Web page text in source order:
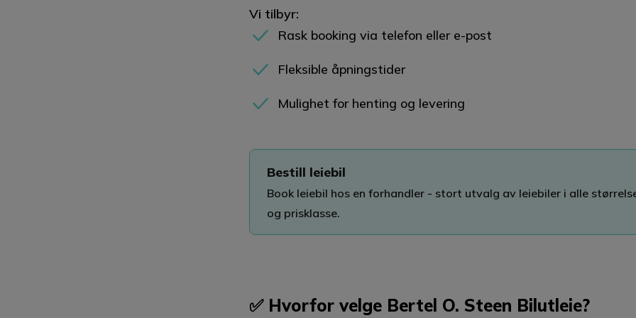
Vi tilbyr:
Rask booking via telefon eller e-post
Fleksible åpningstider
Mulighet for henting og levering
Bestill leiebil
Book leiebil hos en forhandler - stort utvalg av leiebiler i alle
og prisklasse.
✅ Hvorfor velge Bertel O. Steen Bilutleie?